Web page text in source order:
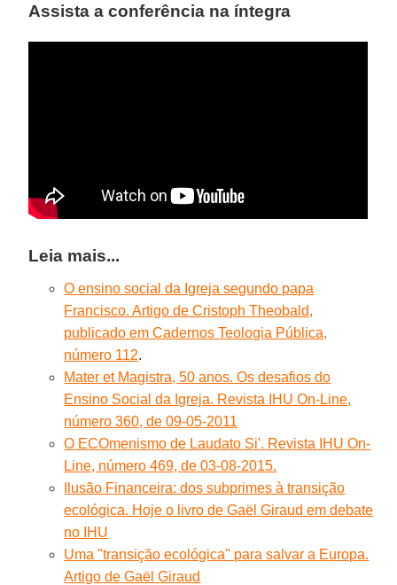
Assista a conferência na íntegra
Leia mais...
O ensino social da Igreja segundo papa
Francisco. Artigo de Cristoph Theobald,
publicado em Cadernos Teologia Pública,
número 112.
Mater et Magistra, 50 anos. Os desafios do
Ensino Social da Igreja. Revista IHU On-Line,
número 360, de 09-05-2011
O ECOmenismo de Laudato Si'. Revista IHU On-
Line, número 469, de 03-08-2015.
Ilusão Financeira: dos subprimes à transição
ecológica. Hoje o livro de Gaël Giraud em debate
no IHU
Uma "transição ecológica" para salvar a Europa.
Artigo de Gaël Giraud